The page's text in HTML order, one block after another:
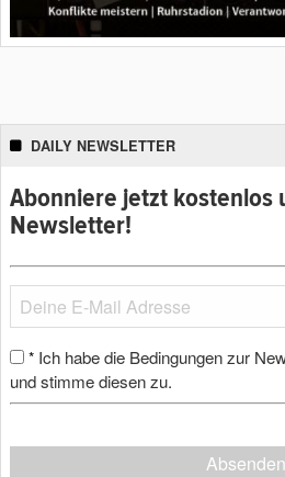
DAILY NEWSLETTER
Abonniere jetzt kostenlos
Newsletter!
* Ich habe die Bedingungen zur
und stimme diesen zu.
Absenden